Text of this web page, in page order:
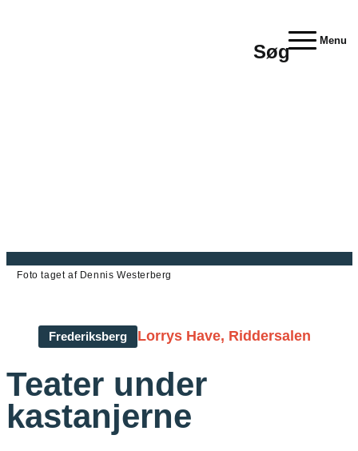
Søg
Menu
Foto taget af Dennis Westerberg
Frederiksberg Lorrys Have, Riddersalen
Teater under
kastanjerne